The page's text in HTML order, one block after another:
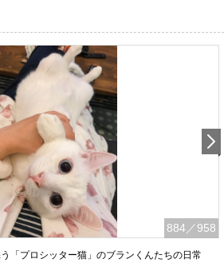
884 ／958
「プロシッター猫」のブランくんたちの日常